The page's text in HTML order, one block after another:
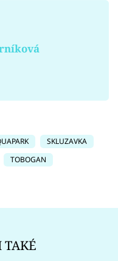
SKLUZAVKA
TOBOGAN
TAKÉ